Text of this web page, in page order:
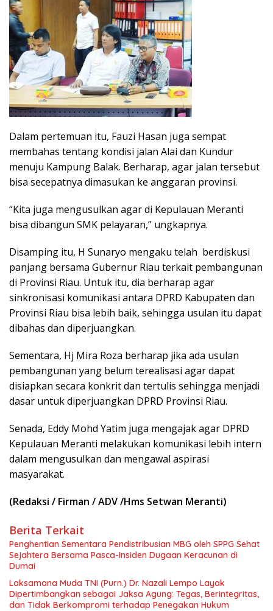
Dalam pertemuan itu, Fauzi Hasan juga sempat
membahas tentang kondisi jalan Alai dan Kundur
menuju Kampung Balak. Berharap, agar jalan tersebut
bisa secepatnya dimasukan ke anggaran provinsi.
“Kita juga mengusulkan agar di Kepulauan Meranti
bisa dibangun SMK pelayaran,” ungkapnya.
Disamping itu, H Sunaryo mengaku telah berdiskusi
panjang bersama Gubernur Riau terkait pembangunan
di Provinsi Riau. Untuk itu, dia berharap agar
sinkronisasi komunikasi antara DPRD Kabupaten dan
Provinsi Riau bisa lebih baik, sehingga usulan itu dapat
dibahas dan diperjuangkan.
Sementara, Hj Mira Roza berharap jika ada usulan
pembangunan yang belum terealisasi agar dapat
disiapkan secara konkrit dan tertulis sehingga menjadi
dasar untuk diperjuangkan DPRD Provinsi Riau.
Senada, Eddy Mohd Yatim juga mengajak agar DPRD
Kepulauan Meranti melakukan komunikasi lebih intern
dalam mengusulkan dan mengawal aspirasi
masyarakat.
(Redaksi / Firman / ADV /Hms Setwan Meranti)
Berita Terkait
Penghentian Sementara Pendistribusian MBG oleh SPPG Sehat
Sejahtera Bersama Pasca-Insiden Dugaan Keracunan di
Dumai
Laksamana Muda TNI (Purn.) Dr. Nazali Lempo Layak
Dipertimbangkan sebagai Jaksa Agung: Tegas, Berintegritas,
dan Tidak Berkompromi terhadap Penegakan Hukum